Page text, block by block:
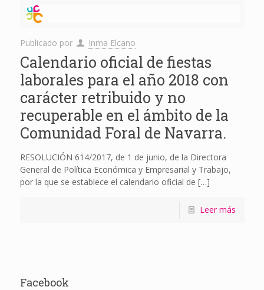
Publicado por Inma Elcano
Calendario oficial de fiestas
laborales para el año 2018 con
carácter retribuido y no
recuperable en el ámbito de la
Comunidad Foral de Navarra.
RESOLUCIÓN 614/2017, de 1 de junio, de la Directora
General de Política Económica y Empresarial y Trabajo,
por la que se establece el calendario oficial de […]
Leer más
Facebook